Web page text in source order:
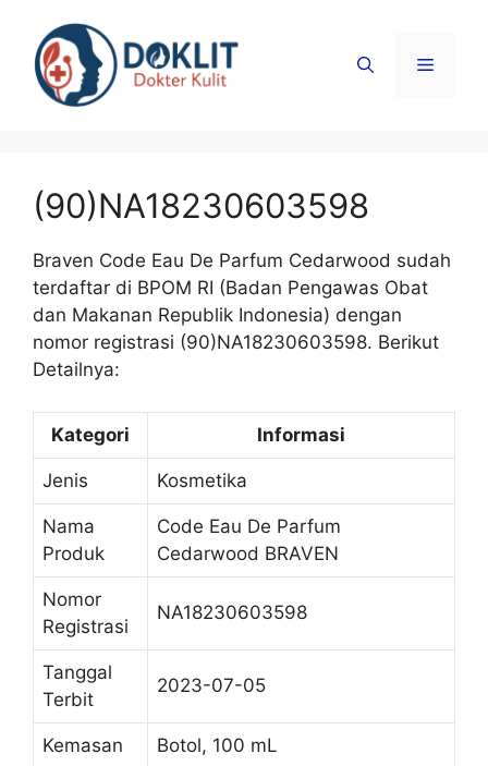
Menu
(90)NA18230603598
Braven Code Eau De Parfum Cedarwood sudah
terdaftar di BPOM RI (Badan Pengawas Obat
dan Makanan Republik Indonesia) dengan
nomor registrasi (90)NA18230603598. Berikut
Detailnya:
Kategori Informasi
Jenis Kosmetika
Nama
Produk
Code Eau De Parfum
Cedarwood BRAVEN
Nomor
Registrasi
NA18230603598
Tanggal
Terbit
2023-07-05
Kemasan Botol, 100 mL